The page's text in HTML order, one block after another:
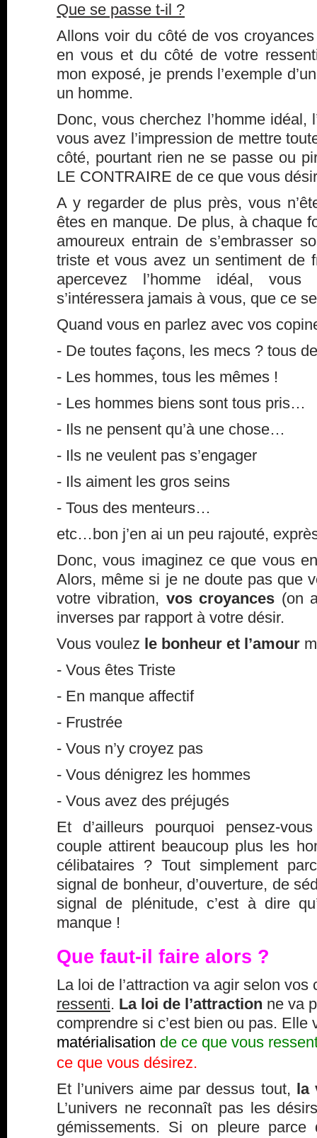
Que se passe t-il ?
Allons voir du côté de vos
en vous et du côté de votre
mon exposé, je prends l’exemple
un homme.
Donc, vous cherchez l’homme idéal,
vous avez l’impression de mettre
côté, pourtant rien ne se passe ou
LE CONTRAIRE de ce que vous
A y regarder de plus près, vous
êtes en manque. De plus, à chaque
amoureux entrain de s’embrasser
triste et vous avez un sentiment de
apercevez l’homme idéal,
s’intéressera jamais à vous, que ce
Quand vous en parlez avec vos
- De toutes façons, les mecs ? tous
- Les hommes, tous les mêmes !
- Les hommes biens sont tous pris…
- Ils ne pensent qu’à une chose…
- Ils ne veulent pas s’engager
- Ils aiment les gros seins
- Tous des menteurs…
etc…bon j’en ai un peu rajouté,
Donc, vous imaginez ce que vous
Alors, même si je ne doute pas que
votre vibration, vos croyances (on
inverses par rapport à votre désir.
Vous voulez le bonheur et l’amour
- Vous êtes Triste
- En manque affectif
- Frustrée
- Vous n’y croyez pas
- Vous dénigrez les hommes
- Vous avez des préjugés
Et d’ailleurs pourquoi pensez-
couple attirent beaucoup plus les
célibataires ? Tout simplement
signal de bonheur, d’ouverture, de
signal de plénitude, c’est à dire
manque !
Que faut-il faire alors ?
La loi de l’attraction va agir selon
ressenti. La loi de l’attraction ne va
comprendre si c’est bien ou pas. Elle
matérialisation de ce que vous
ce que vous désirez.
Et l’univers aime par dessus tout, la
L’univers ne reconnaît pas les
gémissements. Si on pleure parce